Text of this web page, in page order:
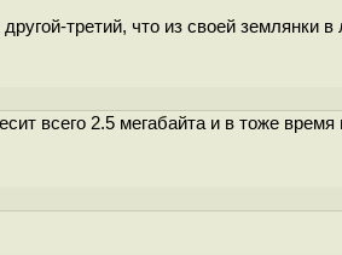
третий, что из своей землянки
всего 2.5 мегабайта и в тоже время